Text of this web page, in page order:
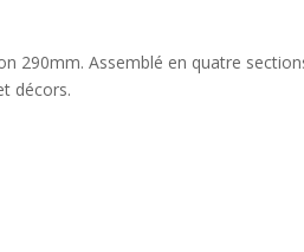
290mm. Assemblé en quatre
décors.